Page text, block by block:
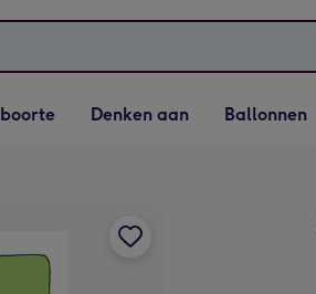
openen
Vervolgkeuzelijst
Denken aan openen
Denken aan
Vervolgkeuzelijst
Ballonnen openen
Ballonnen